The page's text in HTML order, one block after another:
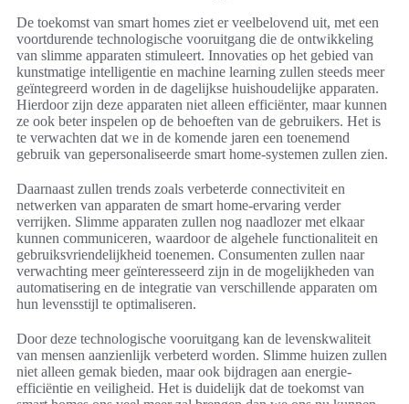
De toekomst van smart homes ziet er veelbelovend uit, met een
voortdurende technologische vooruitgang die de ontwikkeling
van slimme apparaten stimuleert. Innovaties op het gebied van
kunstmatige intelligentie en machine learning zullen steeds meer
geïntegreerd worden in de dagelijkse huishoudelijke apparaten.
Hierdoor zijn deze apparaten niet alleen efficiënter, maar kunnen
ze ook beter inspelen op de behoeften van de gebruikers. Het is
te verwachten dat we in de komende jaren een toenemend
gebruik van gepersonaliseerde smart home-systemen zullen zien.
Daarnaast zullen trends zoals verbeterde connectiviteit en
netwerken van apparaten de smart home-ervaring verder
verrijken. Slimme apparaten zullen nog naadlozer met elkaar
kunnen communiceren, waardoor de algehele functionaliteit en
gebruiksvriendelijkheid toenemen. Consumenten zullen naar
verwachting meer geïnteresseerd zijn in de mogelijkheden van
automatisering en de integratie van verschillende apparaten om
hun levensstijl te optimaliseren.
Door deze technologische vooruitgang kan de levenskwaliteit
van mensen aanzienlijk verbeterd worden. Slimme huizen zullen
niet alleen gemak bieden, maar ook bijdragen aan energie-
efficiëntie en veiligheid. Het is duidelijk dat de toekomst van